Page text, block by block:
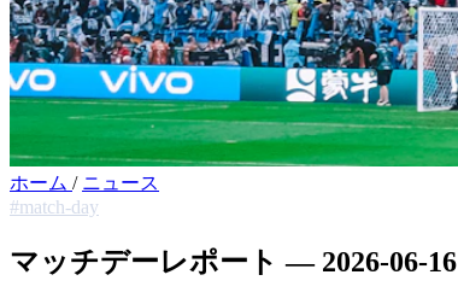
ホーム / ニュース
#match-day
マッチデーレポート — 2026-06-16